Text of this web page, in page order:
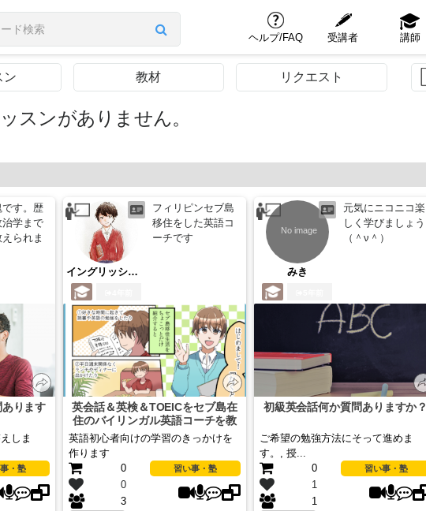
ヘルプ/FAQ 受講者 講師
ン 教材 リクエスト
スンがありません。
す。歴
治学まで
られま
ります
しま
・塾
イングリッシュたくと
フィリピンセブ島
移住をした英語コ
ーチです
英会話＆英検＆TOEICをセブ島在
住のバイリンガル英語コーチを教
えます
英語初心者向けの学習のきっかけを
作ります
0
0
3
習い事・塾
みき
元気にニコニコ楽
しく学びましょう
（＾ν＾）
初級英会話何か質問ありますか？
ご希望の勉強方法にそって進めま
す。, 授...
0
1
1
習い事・塾